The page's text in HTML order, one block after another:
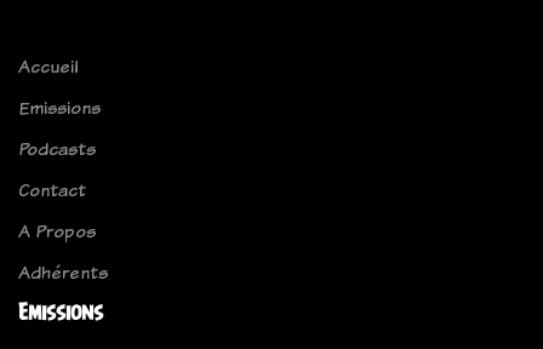
Accueil
Emissions
Podcasts
Contact
A Propos
Adhérents
Emissions